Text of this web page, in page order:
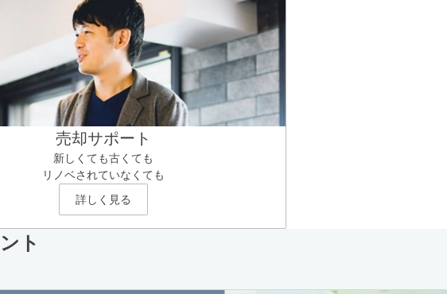
売却サポート
新しくても古くても
リノベされていなくても
詳しく見る
ト